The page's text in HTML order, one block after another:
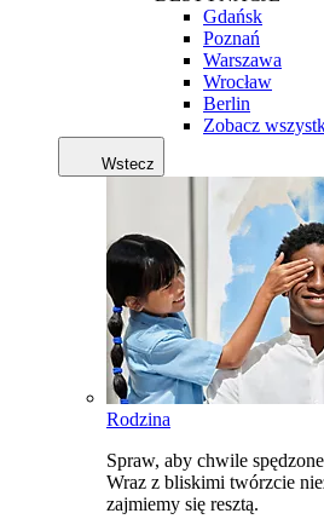
Gdańsk
Poznań
Warszawa
Wrocław
Berlin
Zobacz
Wstecz
Rodzina
Spraw, aby chwile
Wraz z bliskimi twórzcie
zajmiemy się resztą.